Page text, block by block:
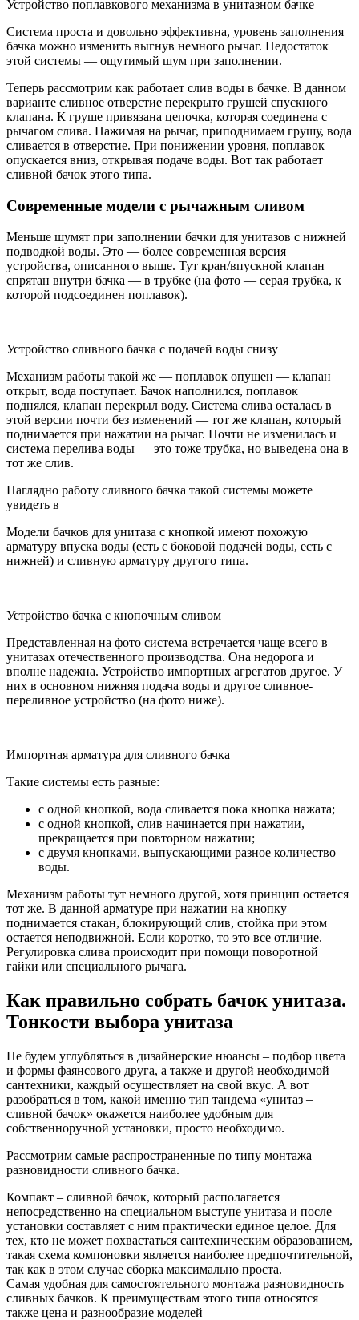
Устройство поплавкового механизма в унитазном бачке
Система проста и довольно эффективна, уровень заполнения
бачка можно изменить выгнув немного рычаг. Недостаток
этой системы — ощутимый шум при заполнении.
Теперь рассмотрим как работает слив воды в бачке. В данном
варианте сливное отверстие перекрыто грушей спускного
клапана. К груше привязана цепочка, которая соединена с
рычагом слива. Нажимая на рычаг, приподнимаем грушу, вода
сливается в отверстие. При понижении уровня, поплавок
опускается вниз, открывая подаче воды. Вот так работает
сливной бачок этого типа.
Современные модели с рычажным сливом
Меньше шумят при заполнении бачки для унитазов с нижней
подводкой воды. Это — более современная версия
устройства, описанного выше. Тут кран/впускной клапан
спрятан внутри бачка — в трубке (на фото — серая трубка, к
которой подсоединен поплавок).
Устройство сливного бачка с подачей воды снизу
Механизм работы такой же — поплавок опущен — клапан
открыт, вода поступает. Бачок наполнился, поплавок
поднялся, клапан перекрыл воду. Система слива осталась в
этой версии почти без изменений — тот же клапан, который
поднимается при нажатии на рычаг. Почти не изменилась и
система перелива воды — это тоже трубка, но выведена она в
тот же слив.
Наглядно работу сливного бачка такой системы можете
увидеть в
Модели бачков для унитаза с кнопкой имеют похожую
арматуру впуска воды (есть с боковой подачей воды, есть с
нижней) и сливную арматуру другого типа.
Устройство бачка с кнопочным сливом
Представленная на фото система встречается чаще всего в
унитазах отечественного производства. Она недорога и
вполне надежна. Устройство импортных агрегатов другое. У
них в основном нижняя подача воды и другое сливное-
переливное устройство (на фото ниже).
Импортная арматура для сливного бачка
Такие системы есть разные:
с одной кнопкой, вода сливается пока кнопка нажата;
с одной кнопкой, слив начинается при нажатии,
прекращается при повторном нажатии;
с двумя кнопками, выпускающими разное количество
воды.
Механизм работы тут немного другой, хотя принцип остается
тот же. В данной арматуре при нажатии на кнопку
поднимается стакан, блокирующий слив, стойка при этом
остается неподвижной. Если коротко, то это все отличие.
Регулировка слива происходит при помощи поворотной
гайки или специального рычага.
Как правильно собрать бачок унитаза.
Тонкости выбора унитаза
Не будем углубляться в дизайнерские нюансы – подбор цвета
и формы фаянсового друга, а также и другой необходимой
сантехники, каждый осуществляет на свой вкус. А вот
разобраться в том, какой именно тип тандема «унитаз –
сливной бачок» окажется наиболее удобным для
собственноручной установки, просто необходимо.
Рассмотрим самые распространенные по типу монтажа
разновидности сливного бачка.
Компакт – сливной бачок, который располагается
непосредственно на специальном выступе унитаза и после
установки составляет с ним практически единое целое. Для
тех, кто не может похвастаться сантехническим образованием,
такая схема компоновки является наиболее предпочтительной,
так как в этом случае сборка максимально проста.
Самая удобная для самостоятельного монтажа разновидность
сливных бачков. К преимуществам этого типа относятся
также цена и разнообразие моделей